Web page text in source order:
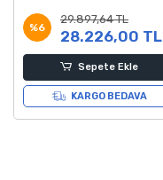
%6
29.897,64 TL
28.226,00 TL
Sepete Ekle
KARGO BEDAVA